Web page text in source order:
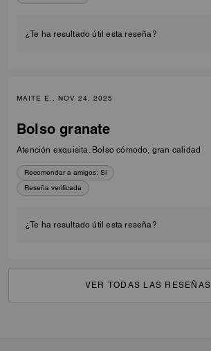
¿Te ha resultado útil esta reseña?
MAITE E., NOV 24, 2025
Bolso granate
Atención exquisita. Bolso cómodo, gran calidad
Recomendar a amigos: Sí
Reseña verificada
¿Te ha resultado útil esta reseña?
VER TODAS LAS RESEÑAS